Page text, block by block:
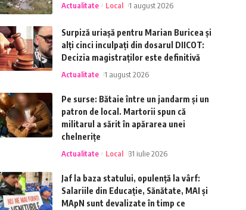
Actualitate Local 1 august 2026
Surpiză uriașă pentru Marian Buricea și
alți cinci inculpați din dosarul DIICOT:
Decizia magistraților este definitivă
Actualitate 1 august 2026
Pe surse: Bătaie între un jandarm și un
patron de local. Martorii spun că
militarul a sărit în apărarea unei
chelnerițe
Actualitate Local 31 iulie 2026
Jaf la baza statului, opulență la vârf:
Salariile din Educație, Sănătate, MAI și
MApN sunt devalizate în timp ce